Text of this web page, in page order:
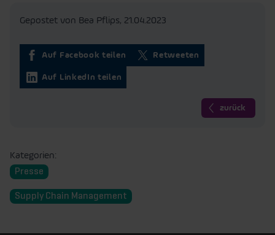
Gepostet von Bea Pflips, 21.04.2023
Auf Facebook teilen Retweeten
Auf LinkedIn teilen
zurück
Kategorien:
Presse
Supply Chain Management